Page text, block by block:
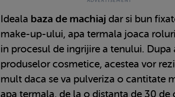
Ideala baza de machiaj dar si bun
make-up-ului, apa termala joaca
in procesul de ingrijire a tenului. Dupa
produselor cosmetice, acestea vor
mult daca se va pulveriza o cantitate
apa termala, de la o distanta de 30 de